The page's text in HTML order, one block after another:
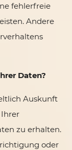
fehlerfreie
Andere
Daten?
Auskunft
zu erhalten.
oder